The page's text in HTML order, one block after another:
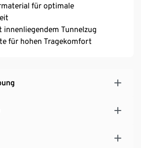
für optimale
Tunnelzug
für hohen Tragekomfort